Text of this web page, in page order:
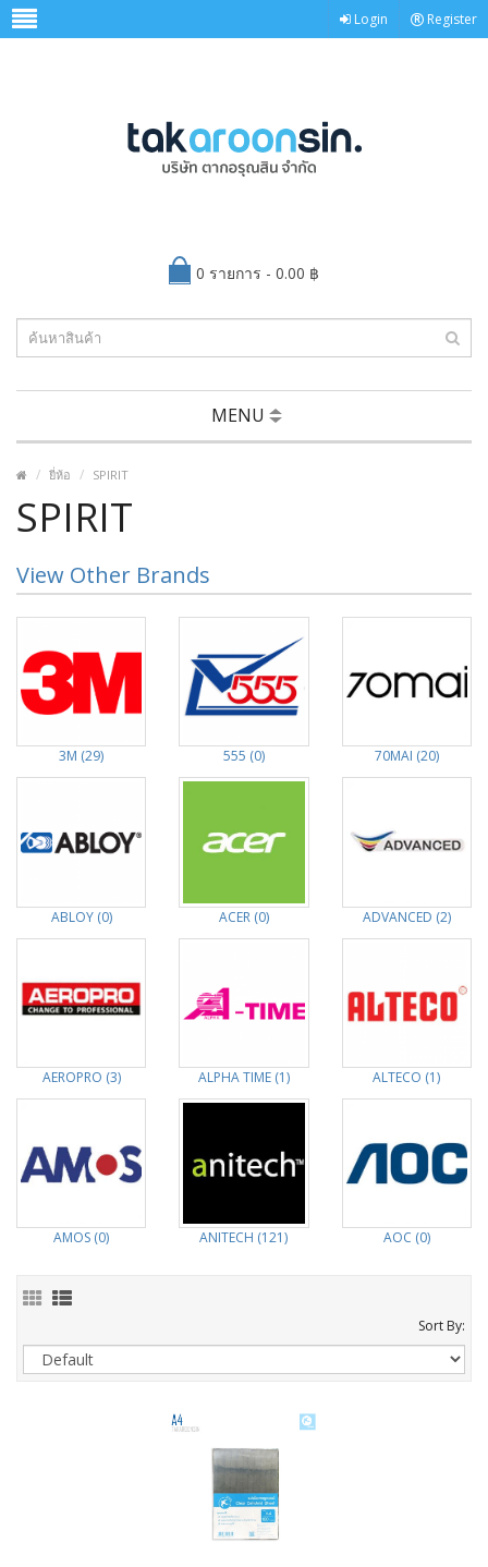
Login Register
0 รายการ - 0.00 ฿
MENU
ยี่ห้อ SPIRIT
SPIRIT
View Other Brands
3M (29) 555 (0) 70MAI (20)
ABLOY (0) ACER (0) ADVANCED (2)
AEROPRO (3) ALPHA TIME (1) ALTECO (1)
AMOS (0) ANITECH (121) AOC (0)
Sort By: